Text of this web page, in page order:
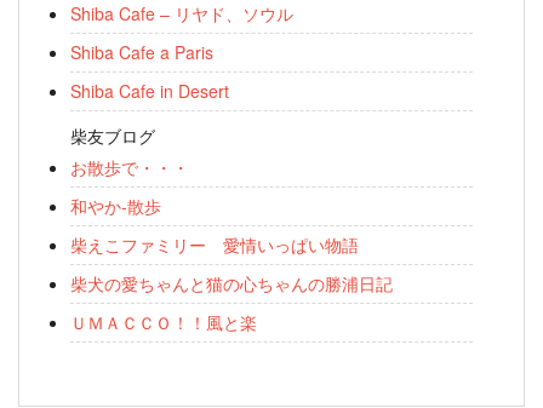
Shiba Cafe – リヤド、ソウル
Shiba Cafe a Paris
Shiba Cafe in Desert
柴友ブログ
お散歩で・・・
和やか-散歩
柴えこファミリー 愛情いっぱい物語
柴犬の愛ちゃんと猫の心ちゃんの勝浦日記
ＵＭＡＣＣＯ！！風と楽